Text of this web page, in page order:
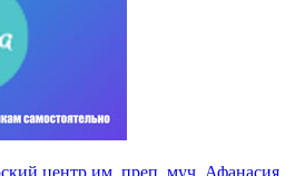
центр им. преп. муч. Афанасия